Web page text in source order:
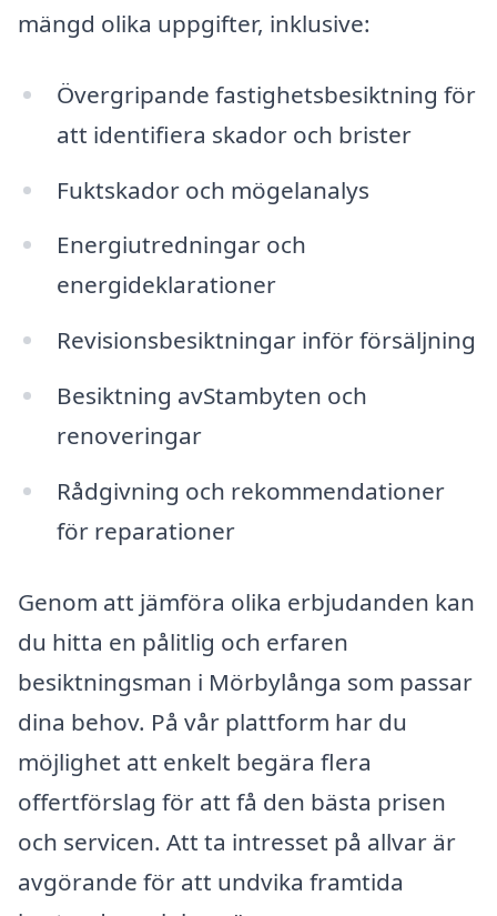
mängd olika uppgifter, inklusive:
Övergripande fastighetsbesiktning för
att identifiera skador och brister
Fuktskador och mögelanalys
Energiutredningar och
energideklarationer
Revisionsbesiktningar inför försäljning
Besiktning avStambyten och
renoveringar
Rådgivning och rekommendationer
för reparationer
Genom att jämföra olika erbjudanden kan
du hitta en pålitlig och erfaren
besiktningsman i Mörbylånga som passar
dina behov. På vår plattform har du
möjlighet att enkelt begära flera
offertförslag för att få den bästa prisen
och servicen. Att ta intresset på allvar är
avgörande för att undvika framtida